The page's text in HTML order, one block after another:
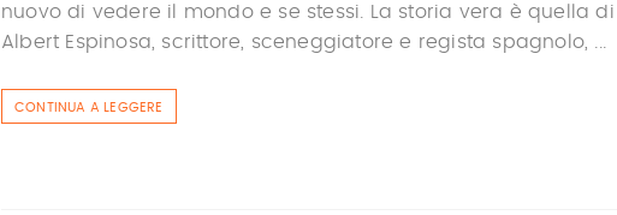
nuovo di vedere il mondo e se stessi. La storia vera è quella di
Albert Espinosa, scrittore, sceneggiatore e regista spagnolo, ...
CONTINUA A LEGGERE